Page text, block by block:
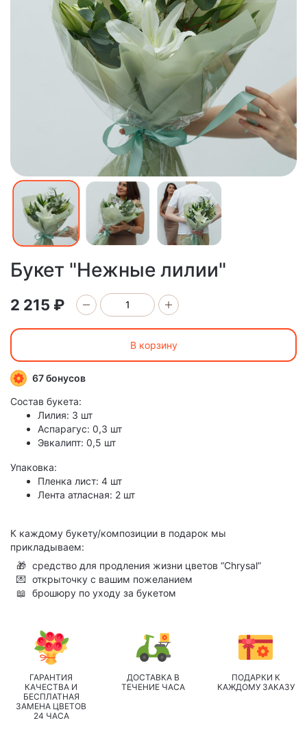
Букет "Нежные лилии"
2 215 ₽
В корзину
67 бонусов
Состав букета:
Лилия: 3 шт
Аспарагус: 0,3 шт
Эвкалипт: 0,5 шт
Упаковка:
Пленка лист: 4 шт
Лента атласная: 2 шт
К каждому букету/композиции в подарок мы
прикладываем:
🎁 средство для продления жизни цветов “Chrysal”
💌 открыточку с вашим пожеланием
📖 брошюру по уходу за букетом
ГАРАНТИЯ
КАЧЕСТВА И
БЕСПЛАТНАЯ
ЗАМЕНА ЦВЕТОВ
24 ЧАСА
ДОСТАВКА В
ТЕЧЕНИЕ ЧАСА
ПОДАРКИ К
КАЖДОМУ ЗАКАЗУ